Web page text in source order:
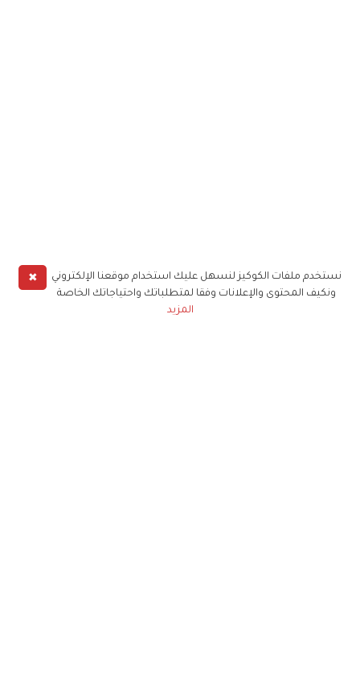
✖
نستخدم ملفات الكوكيز لنسهل عليك استخدام موقعنا الإلكتروني
ونكيف المحتوى والإعلانات وفقا لمتطلباتك واحتياجاتك الخاصة
المزيد